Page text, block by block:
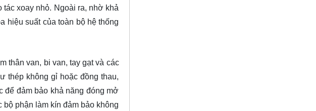
xoay nhỏ. Ngoài ra, nhờ khả
hiệu suất của toàn bộ hệ thống
thân van, bi van, tay gạt và các
thép không gỉ hoặc đồng thau,
để đảm bảo khả năng đóng mở
phận làm kín đảm bảo không